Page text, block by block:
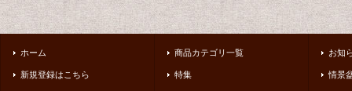
ホーム
新規登録はこちら
商品カテゴリ一覧
特集
お知
情景